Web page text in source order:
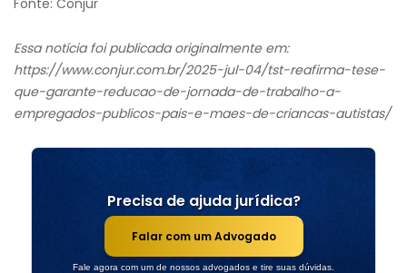
Fonte: Conjur
Essa notícia foi publicada originalmente em:
https://www.conjur.com.br/2025-jul-04/tst-reafirma-tese-
que-garante-reducao-de-jornada-de-trabalho-a-
empregados-publicos-pais-e-maes-de-criancas-autistas/
Precisa de ajuda jurídica?
Falar com um Advogado
Fale agora com um de nossos advogados e tire suas dúvidas.